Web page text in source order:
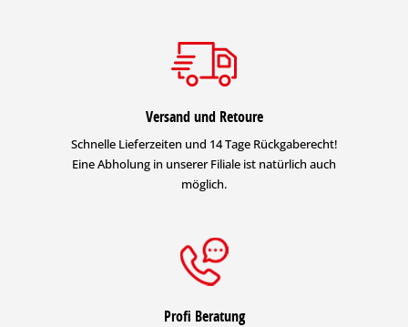
Versand und Retoure
Schnelle Lieferzeiten und 14 Tage Rückgaberecht!
Eine Abholung in unserer Filiale ist natürlich auch
möglich.
Profi Beratung